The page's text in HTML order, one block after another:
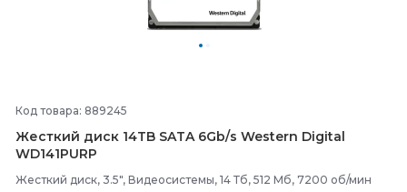
Код товара: 889245
Жесткий диск 14TB SATA 6Gb/s Western Digital
WD141PURP
Жесткий диск, 3.5", Видеосистемы, 14 Тб, 512 Мб, 7200 об/мин